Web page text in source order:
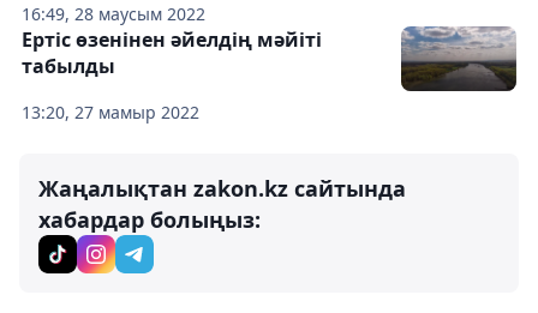
16:49, 28 маусым 2022
13:20, 27 мамыр 2022
Ертіс өзенінен әйелдің мәйіті
табылды
Жаңалықтан zakon.kz сайтында
хабардар болыңыз: